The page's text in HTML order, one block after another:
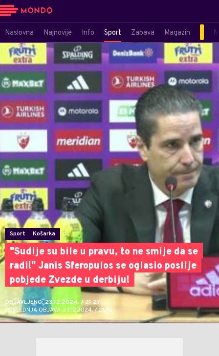
Naslovna Najnovije Info Sport Zabava Magazin
Sport Košarka 0
"Sudije su bile u pravu, to ne smije da se
radi!" Janis Sferopulos se oglasio poslije
pobjede Zvezde u derbiju!
OBJAVLJENO: 23.12.2024. / 21:27
POSLEDNJA OBJAVA: 23.12.2024. / 21:30